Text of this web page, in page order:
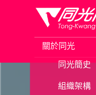
content
關於同光
同光簡史
組織架構